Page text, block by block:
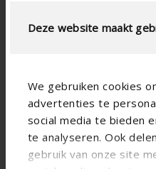
Deze website maakt
We gebruiken cookies
advertenties te
social media te bieden
te analyseren. Ook
gebruik van onze site